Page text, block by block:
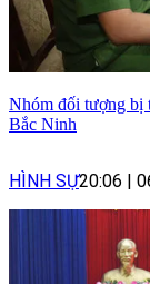
Nhóm đối tượng bị
Bắc Ninh
HÌNH SỰ20:06